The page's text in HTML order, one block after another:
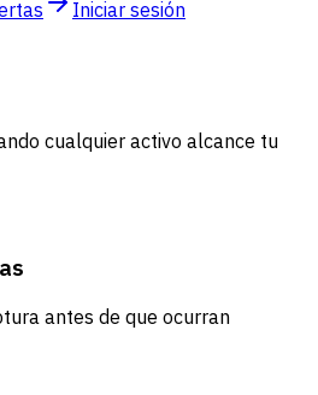
Iniciar sesión
cualquier activo alcance tu
antes de que ocurran